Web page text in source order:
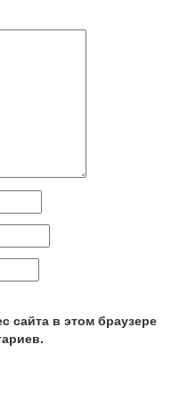
сайта в этом браузере